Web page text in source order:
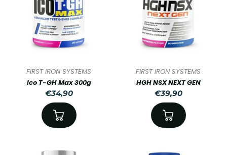
FIRST IRON SYSTEMS
Ico T-GH Max 300g
€34,90
FIRST IRON SYSTEMS
HGH NSX NEXT GEN
€39,90